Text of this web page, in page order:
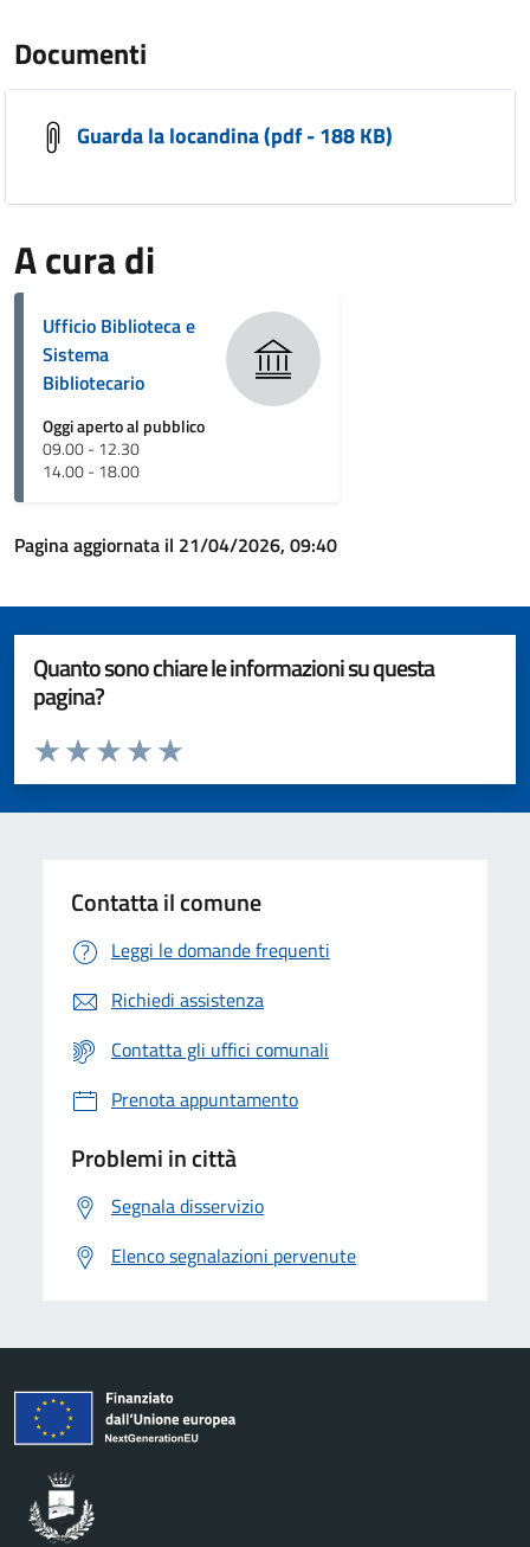
Documenti
Guarda la locandina (pdf - 188 KB)
A cura di
Ufficio Biblioteca e
Sistema
Bibliotecario
Oggi aperto al pubblico
09.00 - 12.30
14.00 - 18.00
Pagina aggiornata il 21/04/2026, 09:40
Quanto sono chiare le informazioni su questa
pagina?
Valuta da 1 a 5 stelle la pagina
Valuta 5 stelle su 5
Valuta 4 stelle su 5
Valuta 3 stelle su 5
Valuta 2 stelle su 5
Valuta 1 stelle su 5
Contatta il comune
Leggi le domande frequenti
Richiedi assistenza
Contatta gli uffici comunali
Prenota appuntamento
Problemi in città
Segnala disservizio
Elenco segnalazioni pervenute